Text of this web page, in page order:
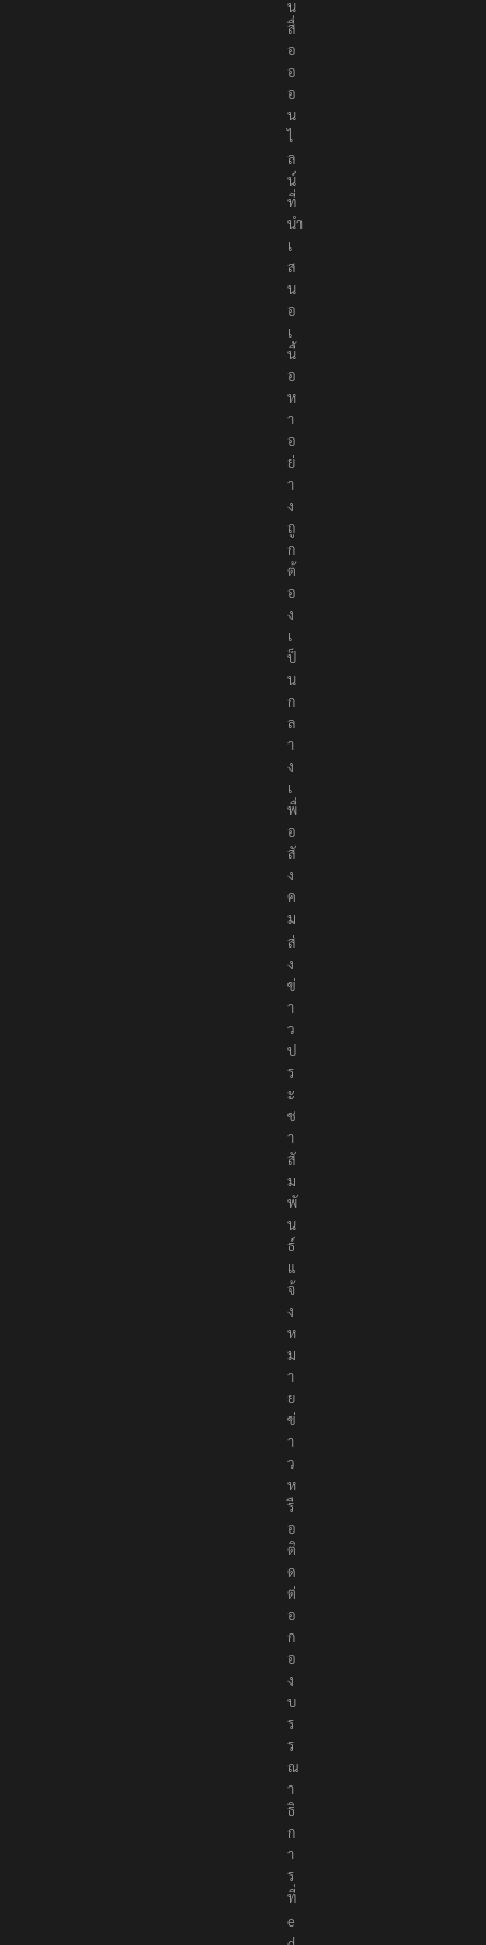
น
สื่
อ
อ
อ
น
ไ
ล
น์
ที่
นำ
เ
ส
น
อ
เ
นื้
อ
ห
า
อ
ย่
า
ง
ถู
ก
ต้
อ
ง
เ
ป็
น
ก
ล
า
ง
เ
พื่
อ
สั
ง
ค
ม
ส่
ง
ข่
า
ว
ป
ร
ะ
ช
า
สั
ม
พั
น
ธ์
แ
จ้
ง
ห
ม
า
ย
ข่
า
ว
ห
รื
อ
ติ
ด
ต่
อ
ก
อ
ง
บ
ร
ร
ณ
า
ธิ
ก
า
ร
ที่
e